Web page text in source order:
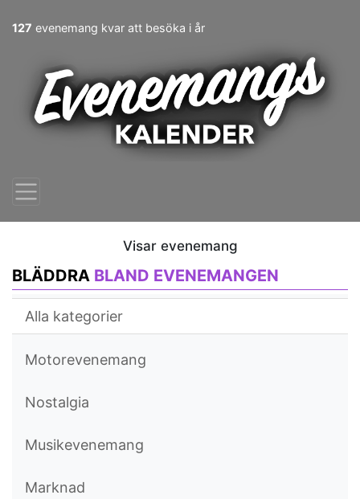
127 evenemang kvar att besöka i år
Visar evenemang
BLÄDDRA BLAND EVENEMANGEN
Alla kategorier
Motorevenemang
Nostalgia
Musikevenemang
Marknad